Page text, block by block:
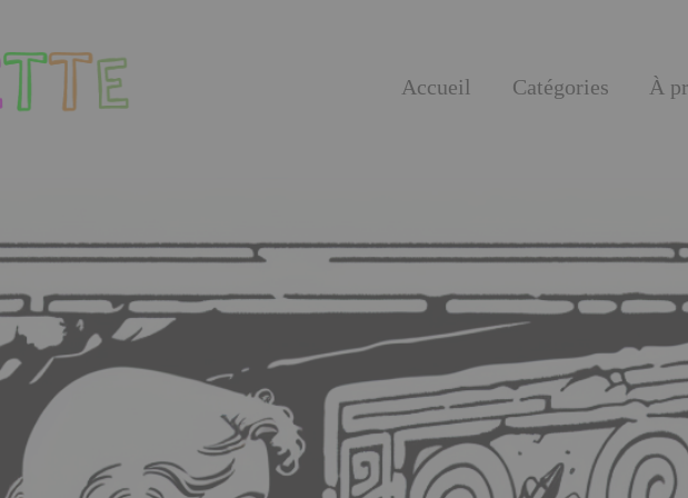
Accueil Catégories À